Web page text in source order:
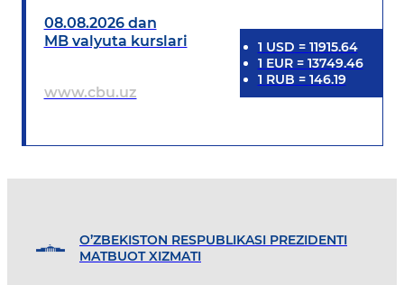
08.08.2026 dan
MB valyuta kurslari
www.cbu.uz
1 USD = 11915.64
1 EUR= 13749.46
1 RUB = 146.19
O’ZBEKISTON RESPUBLIKASI PREZIDENTI
MATBUOT XIZMATI